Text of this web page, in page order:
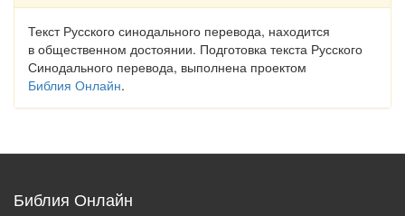
Текст Русского синодального перевода, находится
в общественном достоянии. Подготовка текста Русского
Синодального перевода, выполнена проектом
Библия Онлайн.
Библия Онлайн